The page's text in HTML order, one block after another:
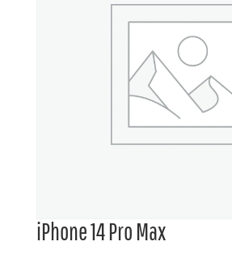
iPhone 14 Pro Max